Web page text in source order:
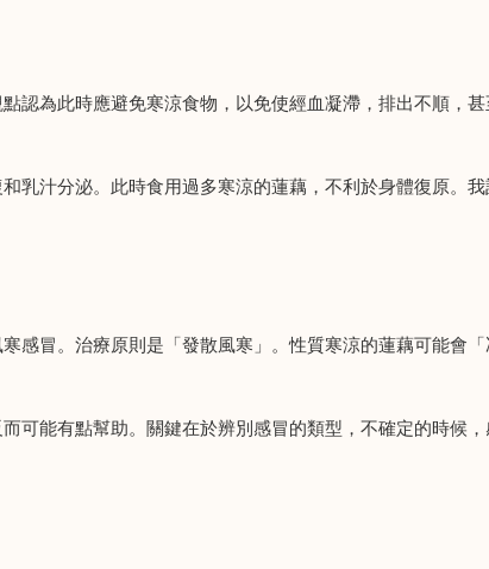
認為此時應避免寒涼食物，以免使經血凝滯，排出不順，
乳汁分泌。此時食用過多寒涼的蓮藕，不利於身體復原。
感冒。治療原則是「發散風寒」。性質寒涼的蓮藕可能會
可能有點幫助。關鍵在於辨別感冒的類型，不確定的時候